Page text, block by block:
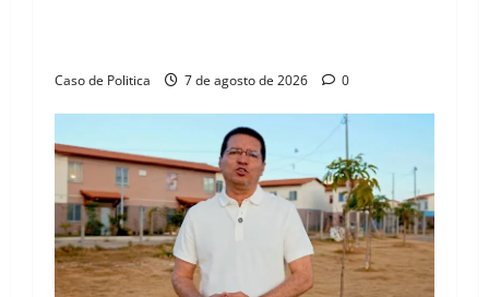
Caso de Politica 7 de agosto de 2026 0